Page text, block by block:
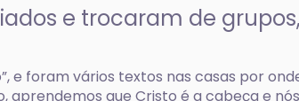
e trocaram de
e foram vários textos nas casas por
aprendemos que Cristo é a cabeça e